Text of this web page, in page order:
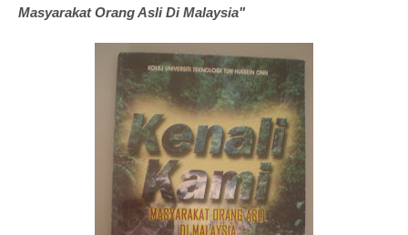
Masyarakat Orang Asli Di Malaysia"